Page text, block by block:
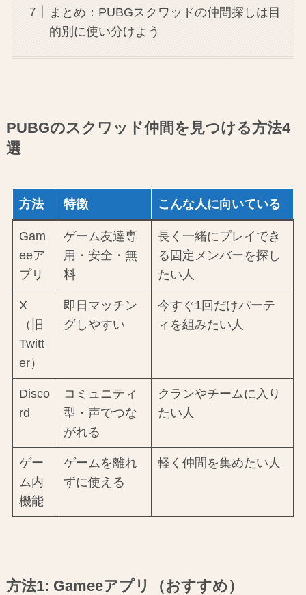
まとめ：PUBGスクワッドの仲間探しは目
的別に使い分けよう
PUBGのスクワッド仲間を見つける方法4
選
方法 特徴 こんな人に向いている
Gam
eeア
プリ
ゲーム友達専
用・安全・無
料
長く一緒にプレイでき
る固定メンバーを探し
たい人
X
（旧
Twitt
er）
即日マッチン
グしやすい
今すぐ1回だけパーテ
ィを組みたい人
Disco
rd
コミュニティ
型・声でつな
がれる
クランやチームに入り
たい人
ゲー
ム内
機能
ゲームを離れ
ずに使える
軽く仲間を集めたい人
方法1: Gameeアプリ（おすすめ）